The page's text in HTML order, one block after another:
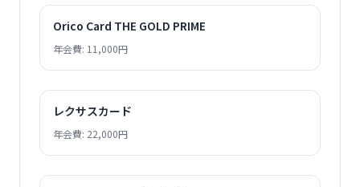
Orico Card THE GOLD PRIME
年会費: 11,000円
レクサスカード
年会費: 22,000円